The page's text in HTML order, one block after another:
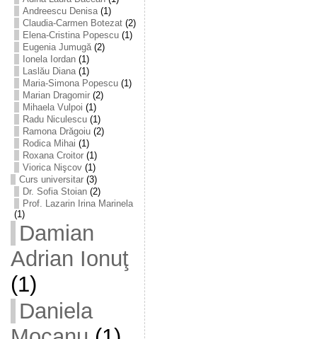
Andreescu Denisa(1)
Claudia-Carmen Botezat(2)
Elena-Cristina Popescu(1)
Eugenia Jumugă(2)
Ionela Iordan(1)
Laslău Diana(1)
Maria-Simona Popescu(1)
Marian Dragomir(2)
Mihaela Vulpoi (1)
Radu Niculescu(1)
Ramona Drăgoiu(2)
Rodica Mihai (1)
Roxana Croitor(1)
Viorica Nişcov(1)
Curs universitar(3)
Dr. Sofia Stoian(2)
Prof. Lazarin Irina Marinela
(1)
Damian
Adrian Ionuţ
(1)
Daniela